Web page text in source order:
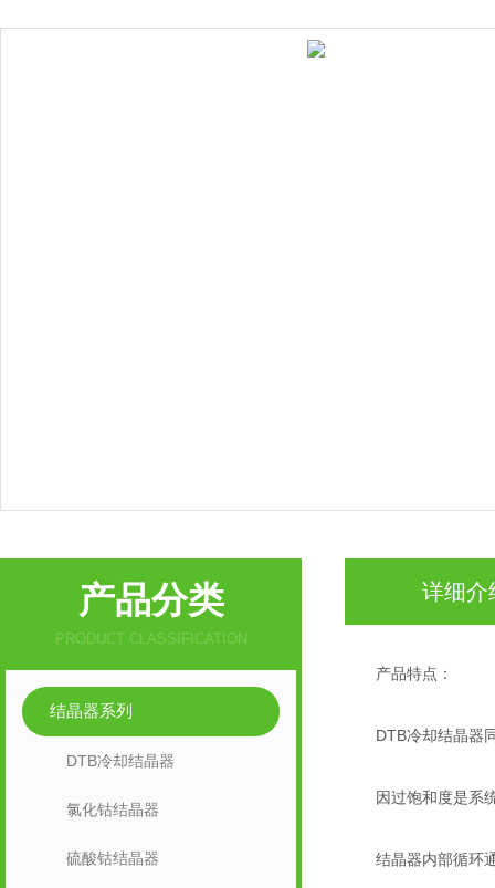
产品分类
PRODUCT CLASSIFICATION
结晶器系列
DTB冷却结晶器
氯化钴结晶器
硫酸钴结晶器
详细介
产品特点：
DTB冷却结晶器同
因过饱和度是系统
结晶器内部循环通